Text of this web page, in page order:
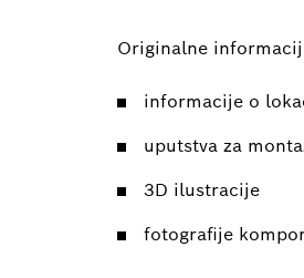
Originalne
informacije o
uputstva za
3D ilustracije
fotografije